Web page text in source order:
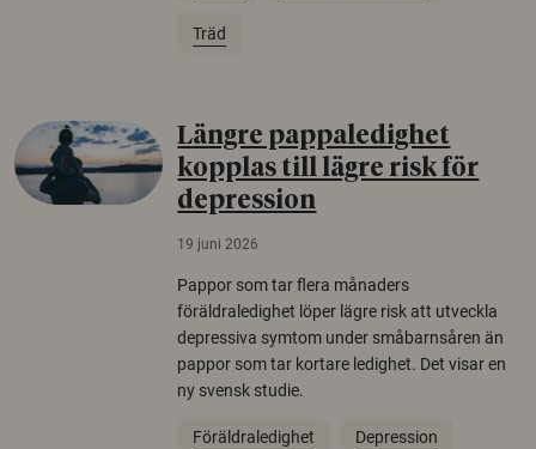
Träd
Längre pappaledighet
kopplas till lägre risk för
depression
19 juni 2026
Pappor som tar flera månaders
föräldraledighet löper lägre risk att utveckla
depressiva symtom under småbarnsåren än
pappor som tar kortare ledighet. Det visar en
ny svensk studie.
Föräldraledighet Depression